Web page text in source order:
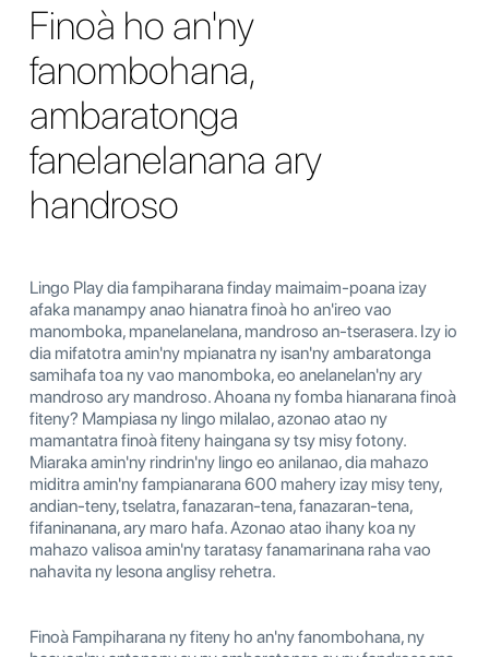
Finoà ho an'ny
fanombohana,
ambaratonga
fanelanelanana ary
handroso
Lingo Play dia fampiharana finday maimaim-poana izay
afaka manampy anao hianatra finoà ho an'ireo vao
manomboka, mpanelanelana, mandroso an-tserasera. Izy io
dia mifatotra amin'ny mpianatra ny isan'ny ambaratonga
samihafa toa ny vao manomboka, eo anelanelan'ny ary
mandroso ary mandroso. Ahoana ny fomba hianarana finoà
fiteny? Mampiasa ny lingo milalao, azonao atao ny
mamantatra finoà fiteny haingana sy tsy misy fotony.
Miaraka amin'ny rindrin'ny lingo eo anilanao, dia mahazo
miditra amin'ny fampianarana 600 mahery izay misy teny,
andian-teny, tselatra, fanazaran-tena, fanazaran-tena,
fifaninanana, ary maro hafa. Azonao atao ihany koa ny
mahazo valisoa amin'ny taratasy fanamarinana raha vao
nahavita ny lesona anglisy rehetra.
Finoà Fampiharana ny fiteny ho an'ny fanombohana, ny